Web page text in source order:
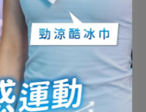
功能性
挑選具備多種不同功能的
手、附有滾輪等，以備不